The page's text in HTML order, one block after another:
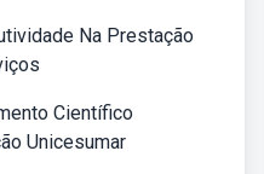
Na Prestação
Científico
Unicesumar